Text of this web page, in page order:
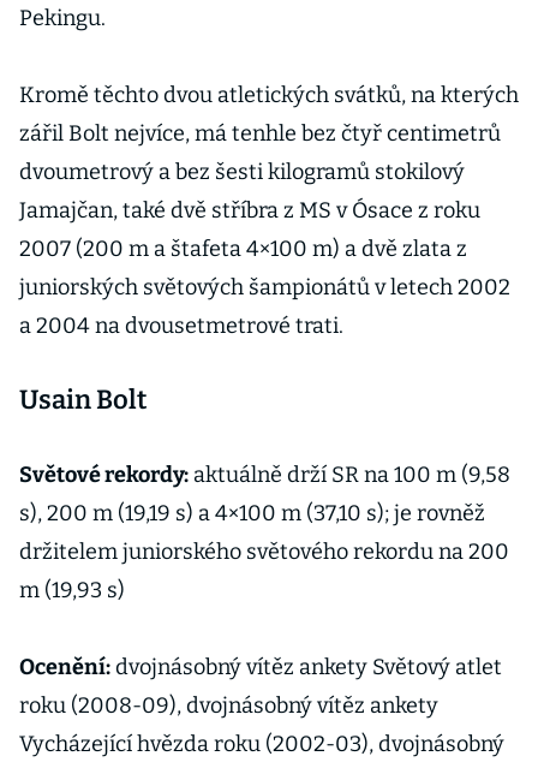
Pekingu.
Kromě těchto dvou atletických svátků, na kterých
zářil Bolt nejvíce, má tenhle bez čtyř centimetrů
dvoumetrový a bez šesti kilogramů stokilový
Jamajčan, také dvě stříbra z MS v Ósace z roku
2007 (200 m a štafeta 4×100 m) a dvě zlata z
juniorských světových šampionátů v letech 2002
a 2004 na dvousetmetrové trati.
Usain Bolt
Světové rekordy: aktuálně drží SR na 100 m (9,58
s), 200 m (19,19 s) a 4×100 m (37,10 s); je rovněž
držitelem juniorského světového rekordu na 200
m (19,93 s)
Ocenění:dvojnásobný vítěz ankety Světový atlet
roku (2008-09), dvojnásobný vítěz ankety
Vycházející hvězda roku (2002-03), dvojnásobný